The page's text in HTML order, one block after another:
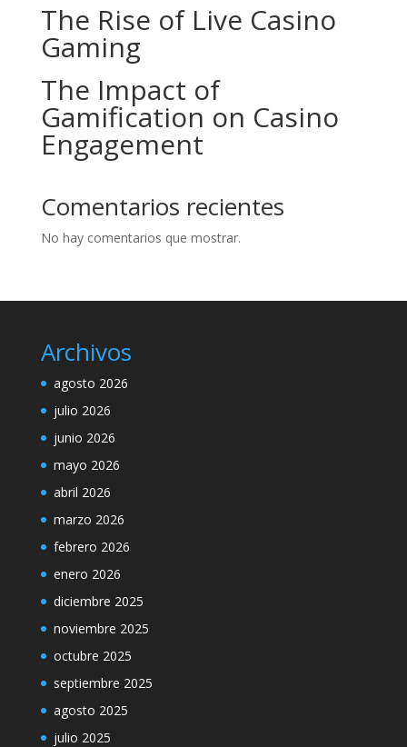
The Rise of Live Casino
Gaming
The Impact of
Gamification on Casino
Engagement
Comentarios recientes
No hay comentarios que mostrar.
Archivos
agosto 2026
julio 2026
junio 2026
mayo 2026
abril 2026
marzo 2026
febrero 2026
enero 2026
diciembre 2025
noviembre 2025
octubre 2025
septiembre 2025
agosto 2025
julio 2025